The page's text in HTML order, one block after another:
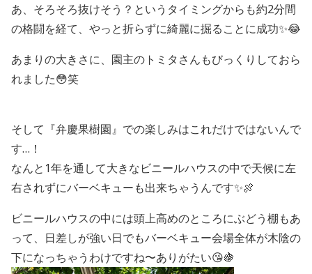
あ、そろそろ抜けそう？というタイミングからも約2分間
の格闘を経て、やっと折らずに綺麗に掘ることに成功✨😂
あまりの大きさに、園主のトミタさんもびっくりしておら
れました😳笑
そして『弁慶果樹園』での楽しみはこれだけではないんで
す…！
なんと1年を通して大きなビニールハウスの中で天候に左
右されずにバーベキューも出来ちゃうんです✨🍖
ビニールハウスの中には頭上高めのところにぶどう棚もあ
って、日差しが強い日でもバーベキュー会場全体が木陰の
下になっちゃうわけですね〜ありがたい😘🍇